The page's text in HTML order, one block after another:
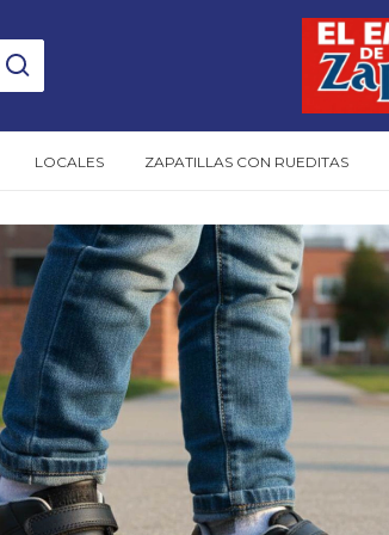
LOCALES ZAPATILLAS CON RUEDITAS